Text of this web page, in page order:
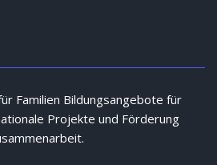
Familien Bildungsangebote für
Projekte und Förderung